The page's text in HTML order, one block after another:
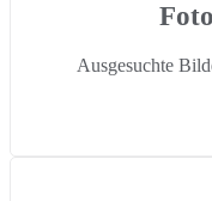
Ausgesuchte